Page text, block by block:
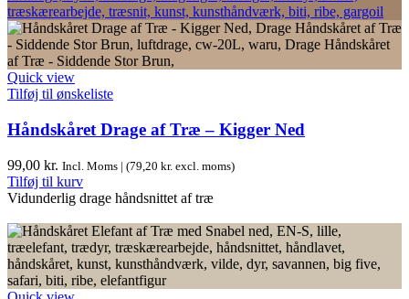
Quick view
Tilføj til ønskeliste
Håndskåret Drage af Træ – Kigger Ned
99,00 kr. Incl. Moms | (79,20 kr. excl. moms)
Tilføj til kurv
Vidunderlig drage håndsnittet af træ